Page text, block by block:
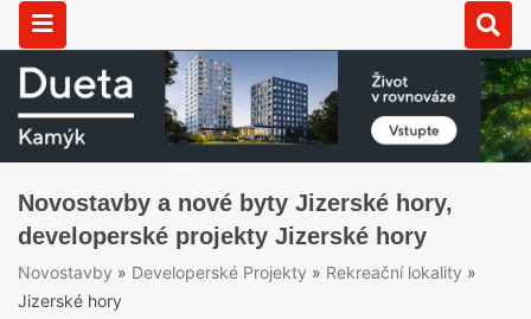
Novostavby a nové byty Jizerské hory,
developerské projekty Jizerské hory
Novostavby » Developerské Projekty » Rekreační lokality »
Jizerské hory